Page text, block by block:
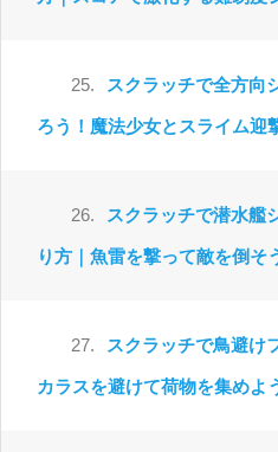
25. スクラッチで全方向
ろう！魔法少女とスライム迎
26. スクラッチで潜水艦
り方｜魚雷を撃って敵を倒そ
27. スクラッチで鳥避け
カラスを避けて荷物を集めよ